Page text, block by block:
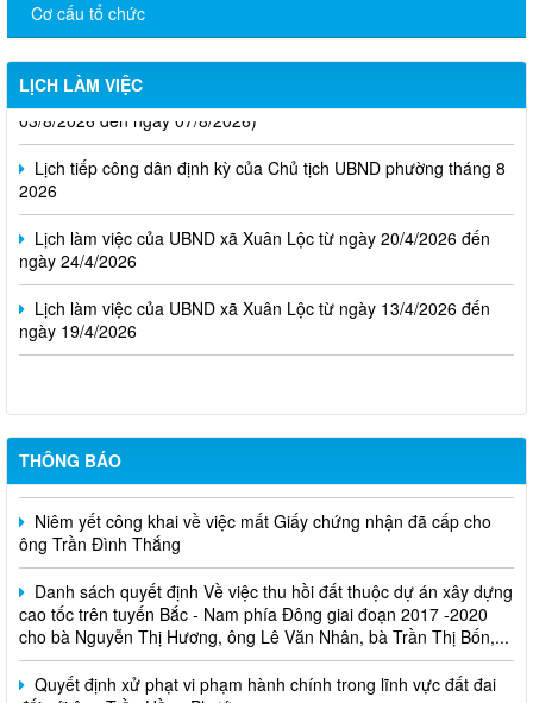
Cơ cấu tổ chức
LỊCH LÀM VIỆC
Thông báo Lịch làm việc của UBND phường Xuân Lộc (Từ ngày
03/8/2026 đến ngày 07/8/2026)
Lịch tiếp công dân định kỳ của Chủ tịch UBND phường tháng 8
2026
Lịch làm việc của UBND xã Xuân Lộc từ ngày 20/4/2026 đến
ngày 24/4/2026
Lịch làm việc của UBND xã Xuân Lộc từ ngày 13/4/2026 đến
ngày 19/4/2026
THÔNG BÁO
Cuộc thi trực tuyến tìm hiểu pháp luật năm 2026.
Niêm yết công khai về việc mất Giấy chứng nhận đã cấp cho
ông Trần Đình Thắng
Danh sách quyết định Về việc thu hồi đất thuộc dự án xây dựng
cao tốc trên tuyến Bắc - Nam phía Đông giai đoạn 2017 -2020
cho bà Nguyễn Thị Hương, ông Lê Văn Nhân, bà Trần Thị Bốn,...
Quyết định xử phạt vi phạm hành chính trong lĩnh vực đất đai
đối với ông Trần Hồng Phước